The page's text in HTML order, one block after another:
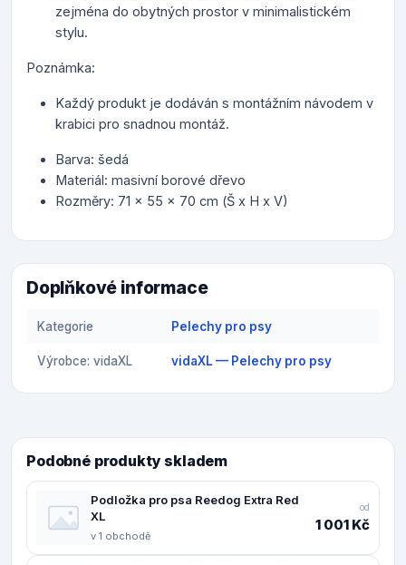
zejména do obytných prostor v minimalistickém
stylu.
Poznámka:
Každý produkt je dodáván s montážním návodem v
krabici pro snadnou montáž.
Barva: šedá
Materiál: masivní borové dřevo
Rozměry: 71 x 55 x 70 cm (Š x H x V)
Doplňkové informace
Kategorie Pelechy pro psy
Výrobce: vidaXL vidaXL — Pelechy pro psy
Podobné produkty skladem
Podložka pro psa Reedog Extra Red
XL
v 1 obchodě
od
1 001 Kč